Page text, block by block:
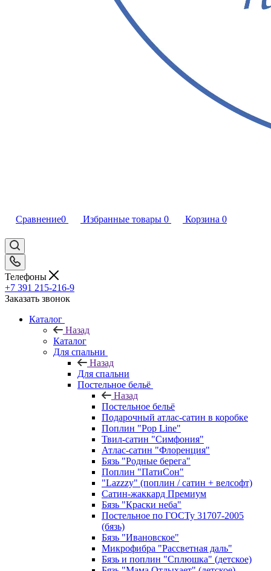
Сравнение0 Избранные товары 0 Корзина 0
Телефоны
+7 391 215-216-9
Заказать звонок
Каталог
Назад
Каталог
Для спальни
Назад
Для спальни
Постельное бельё
Назад
Постельное бельё
Подарочный атлас-сатин в коробке
Поплин "Pop Line"
Твил-сатин "Симфония"
Атлас-сатин "Флоренция"
Бязь "Родные берега"
Поплин "ПатиСон"
"Lazzzy" (поплин / сатин + велсофт)
Сатин-жаккард Премиум
Бязь "Краски неба"
Постельное по ГОСТу 31707-2005
(бязь)
Бязь "Ивановское"
Микрофибра "Рассветная даль"
Бязь и поплин "Сплюшка" (детское)